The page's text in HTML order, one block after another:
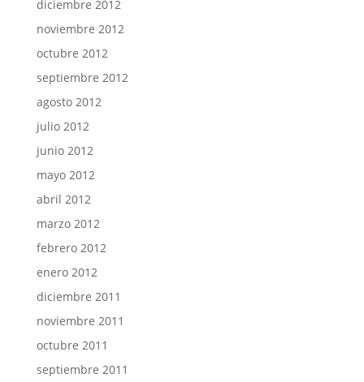
diciembre 2012
noviembre 2012
octubre 2012
septiembre 2012
agosto 2012
julio 2012
junio 2012
mayo 2012
abril 2012
marzo 2012
febrero 2012
enero 2012
diciembre 2011
noviembre 2011
octubre 2011
septiembre 2011